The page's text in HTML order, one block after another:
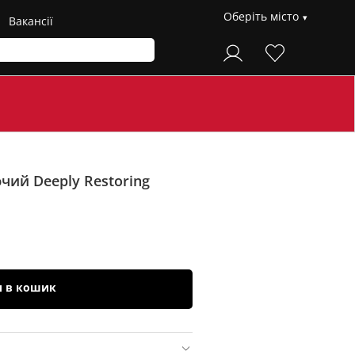
Вакансії Оберіть місто
Deeply Restoring
в кошик